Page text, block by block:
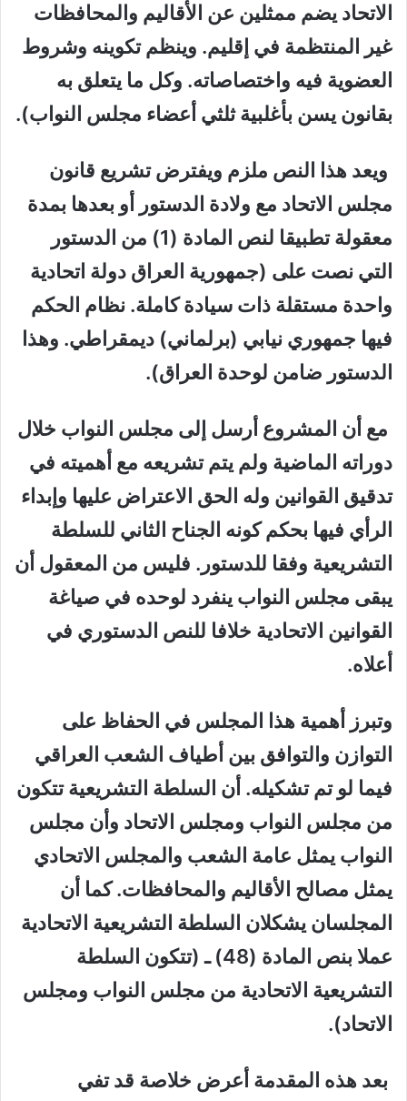
الاتحاد يضم ممثلين عن الأقاليم والمحافظات
غير المنتظمة في إقليم. وينظم تكوينه وشروط
العضوية فيه واختصاصاته. وكل ما يتعلق به
بقانون يسن بأغلبية ثلثي أعضاء مجلس النواب).
ويعد هذا النص ملزم ويفترض تشريع قانون
مجلس الاتحاد مع ولادة الدستور أو بعدها بمدة
معقولة تطبيقا لنص المادة (1) من الدستور
التي نصت على (جمهورية العراق دولة اتحادية
واحدة مستقلة ذات سيادة كاملة. نظام الحكم
فيها جمهوري نيابي (برلماني) ديمقراطي. وهذا
الدستور ضامن لوحدة العراق).
مع أن المشروع أرسل إلى مجلس النواب خلال
دوراته الماضية ولم يتم تشريعه مع أهميته في
تدقيق القوانين وله الحق الاعتراض عليها وإبداء
الرأي فيها بحكم كونه الجناح الثاني للسلطة
التشريعية وفقا للدستور. فليس من المعقول أن
يبقى مجلس النواب ينفرد لوحده في صياغة
القوانين الاتحادية خلافا للنص الدستوري في
أعلاه.
وتبرز أهمية هذا المجلس في الحفاظ على
التوازن والتوافق بين أطياف الشعب العراقي
فيما لو تم تشكيله. أن السلطة التشريعية تتكون
من مجلس النواب ومجلس الاتحاد وأن مجلس
النواب يمثل عامة الشعب والمجلس الاتحادي
يمثل مصالح الأقاليم والمحافظات. كما أن
المجلسان يشكلان السلطة التشريعية الاتحادية
عملا بنص المادة (48) ـ (تتكون السلطة
التشريعية الاتحادية من مجلس النواب ومجلس
الاتحاد).
بعد هذه المقدمة أعرض خلاصة قد تفي